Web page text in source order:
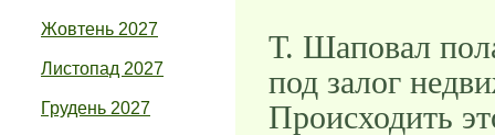
Жовтень 2027
Листопад 2027
Грудень 2027
Т. Шаповал
под залог
Происходить